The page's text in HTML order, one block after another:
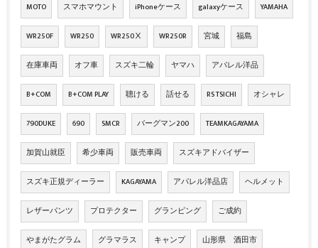
MOTO スマホマウント iPhoneケース galaxyケース YAMAHA
WR250F WR250 WR250Ⅹ WR250R 宮城 福島
在庫車両 オフ車 スズキ二輪 ヤマハ アパレル洋品
B+COM B+COM PLAY 聴ける 話せる RS TSICHI オシャレ
790DUKE 690 SMCR バーグマン200 TEAMKAGAYAMA
加賀山就臣 希少車両 販売車両 スズキアドバイザー
スズキ正規ディーラー KAGAYAMA アパレル洋品店 ヘルメット
レザーパンツ プロテクター グランピング ご成約
やまがたグラム グラマラス キャンプ 山形県 酒田市